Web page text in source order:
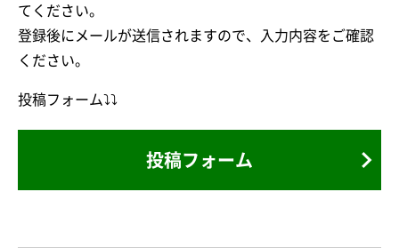
てください。
登録後にメールが送信されますので、入力内容をご確認
ください。
投稿フォーム⤵⤵
投稿フォーム